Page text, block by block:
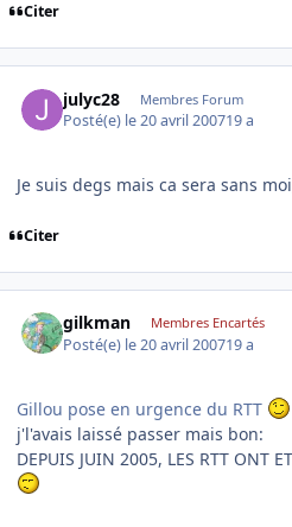
Citer
julyc28 Membres Forum
Posté(e) le 20 avril 200719 a
Je suis degs mais ca sera sans
Citer
gilkman Membres Encartés
Posté(e) le 20 avril 200719 a
Gillou pose en urgence du RTT
j'l'avais laissé passer mais bon:
DEPUIS JUIN 2005, LES RTT ONT